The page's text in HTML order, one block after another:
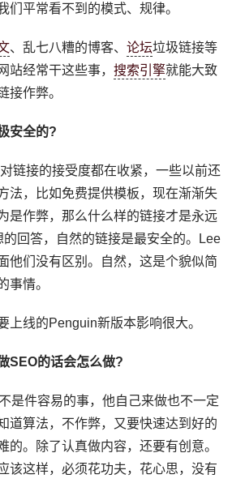
们平常看不到的模式、规律。
、乱七八糟的博客、论坛垃圾链接等
站经常干这些事，搜索引擎就能大致
接作弊。
安全的?
链接的接受度都在收紧，一些以前还
法，比如免费提供模板，现在渐渐失
是作弊，那么什么样的链接才是永远
回答，自然的链接是最安全的。Lee
他们没有区别。自然，这是个貌似简
事情。
上线的Penguin新版本影响很大。
SEO的话会怎么做?
是件容易的事，他自己来做也不一定
道算法，不作弊，又要快速达到好的
的。除了认真做内容，还要有创意。
该这样，必须花功夫，花心思，没有